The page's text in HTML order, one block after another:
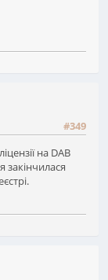
#349
на DAB
закінчилася